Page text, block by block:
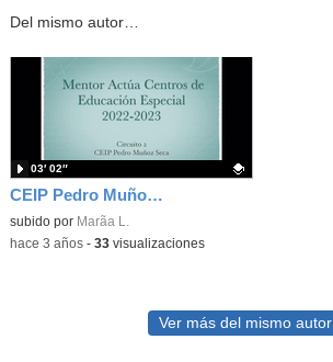
Del mismo autor…
CEIP Pedro Muñoz Seca. Mentor actúa Educación Especial
Contenido educativo.
subido por Marã­a L.
03′ 02″
-hace 3 años- 33visualizaciones
Ver más del mismo autor